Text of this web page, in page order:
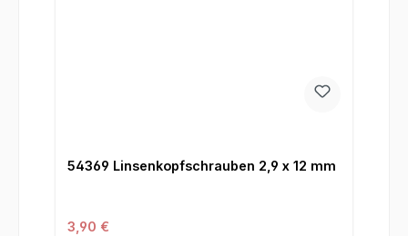
54369 Linsenkopfschrauben 2,9 x 12 mm
Regulärer Preis:
3,90 €